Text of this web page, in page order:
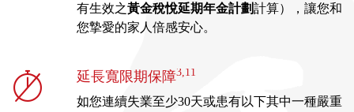
有生效之黃金稅悅延期年金計劃計算），讓您和
您摯愛的家人倍感安心。
延長寬限期保障3,11
如您連續失業至少30天或患有以下其中一種嚴重